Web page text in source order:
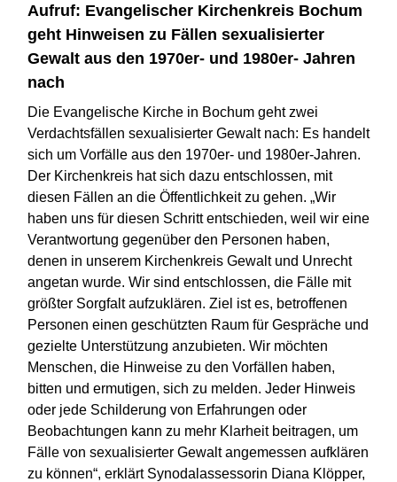
Aufruf: Evangelischer Kirchenkreis Bochum
geht Hinweisen zu Fällen sexualisierter
Gewalt aus den 1970er- und 1980er- Jahren
nach
Die Evangelische Kirche in Bochum geht zwei
Verdachtsfällen sexualisierter Gewalt nach: Es handelt
sich um Vorfälle aus den 1970er- und 1980er-Jahren.
Der Kirchenkreis hat sich dazu entschlossen, mit
diesen Fällen an die Öffentlichkeit zu gehen. „Wir
haben uns für diesen Schritt entschieden, weil wir eine
Verantwortung gegenüber den Personen haben,
denen in unserem Kirchenkreis Gewalt und Unrecht
angetan wurde. Wir sind entschlossen, die Fälle mit
größter Sorgfalt aufzuklären. Ziel ist es, betroffenen
Personen einen geschützten Raum für Gespräche und
gezielte Unterstützung anzubieten. Wir möchten
Menschen, die Hinweise zu den Vorfällen haben,
bitten und ermutigen, sich zu melden. Jeder Hinweis
oder jede Schilderung von Erfahrungen oder
Beobachtungen kann zu mehr Klarheit beitragen, um
Fälle von sexualisierter Gewalt angemessen aufklären
zu können“, erklärt Synodalassessorin Diana Klöpper,